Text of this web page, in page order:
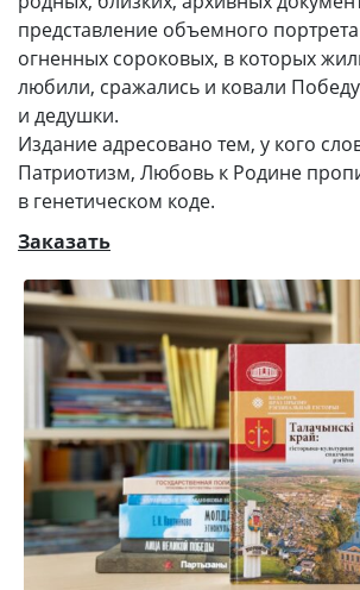
представление объемного
огненных сороковых, в которых
любили, сражались и ковали
и дедушки.
Издание адресовано тем, у кого
Патриотизм, Любовь к Родине
в генетическом коде.
Заказать